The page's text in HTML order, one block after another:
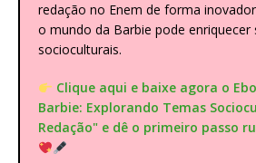
redação no Enem de forma
o mundo da Barbie pode enriquecer
socioculturais.
Clique aqui e baixe agora o
Barbie: Explorando Temas
Redação" e dê o primeiro passo